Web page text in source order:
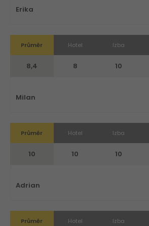
Erika
Průměr
8,4
Hotel
8
Izba
10
Milan
Průměr
10
Hotel
10
Izba
10
Adrian
Průměr Hotel Izba